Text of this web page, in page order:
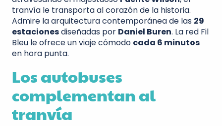
tranvía le transporta al corazón de la historia.
Admire la arquitectura contemporánea de las 29
estacionesdiseñadas por Daniel Buren. La red Fil
Bleu le ofrece un viaje cómodo cada 6 minutos
en hora punta.
Los autobuses
complementan al
tranvía